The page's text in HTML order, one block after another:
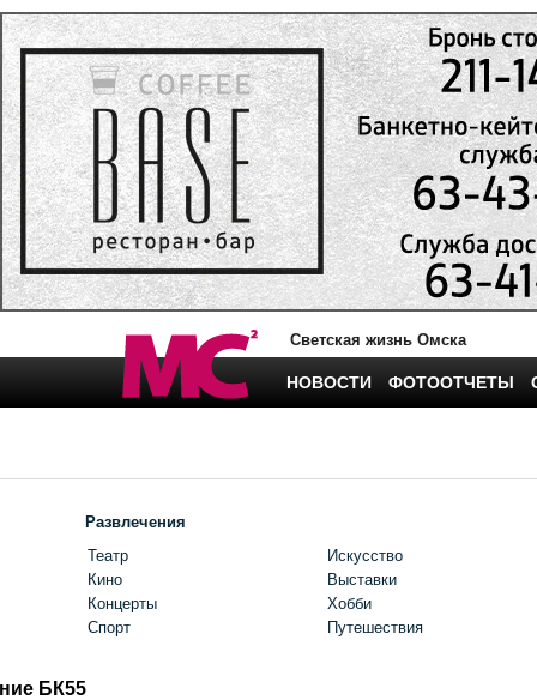
Светская жизнь Омска
НОВОСТИ ФОТООТЧЕТЫ
Развлечения
Театр
Кино
Концерты
Спорт
Искусство
Выставки
Хобби
Путешествия
БК55